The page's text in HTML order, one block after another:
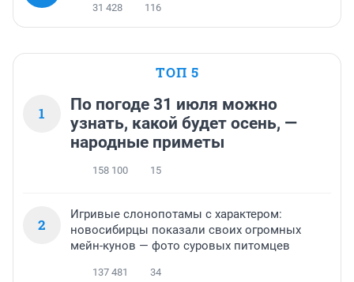
31 428 116
ТОП 5
1
По погоде 31 июля можно
узнать, какой будет осень, —
народные приметы
158 100 15
2
Игривые слонопотамы с характером:
новосибирцы показали своих огромных
мейн-кунов — фото суровых питомцев
137 481 34